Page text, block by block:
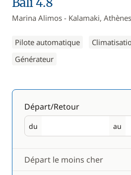
Marina Alimos - Kalamaki,
Pilote automatique
Générateur
Départ/Retour
du
Départ au
Retour
Départ le moins cher